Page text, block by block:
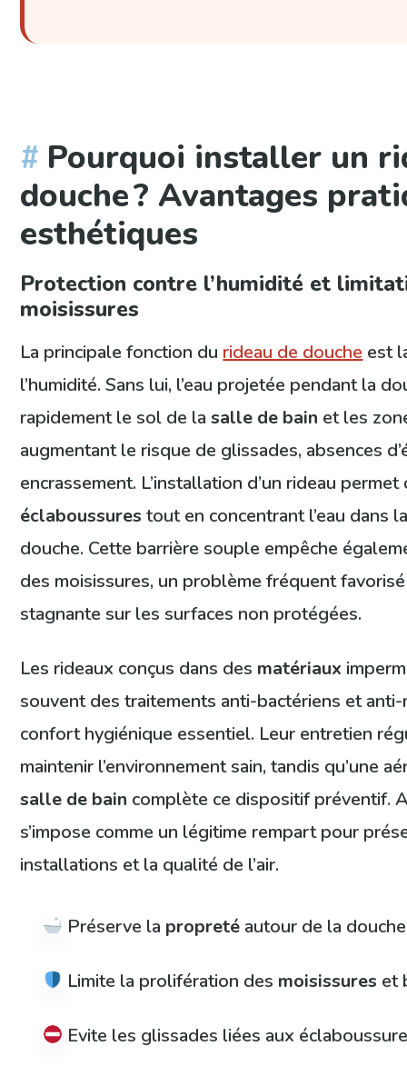
Pourquoi installer un
douche ? Avantages
esthétiques
Protection contre l’humidité et
moisissures
La principale fonction du rideau de douche est
l’humidité. Sans lui, l’eau projetée pendant la
rapidement le sol de lasalle de bain et les
augmentant le risque de glissades, absences
encrassement. L’installation d’un rideau
éclaboussures tout en concentrant l’eau dans
douche. Cette barrière souple empêche
des moisissures, un problème fréquent favorisé
stagnante sur les surfaces non protégées.
Les rideaux conçus dans des matériaux
souvent des traitements anti-bactériens et
confort hygiénique essentiel. Leur entretien
maintenir l’environnement sain, tandis qu’une
salle de bain complète ce dispositif préventif.
s’impose comme un légitime rempart pour
installations et la qualité de l’air.
Préserve la propreté autour de la
Limite la prolifération des moisissures et
Evite les glissades liées aux